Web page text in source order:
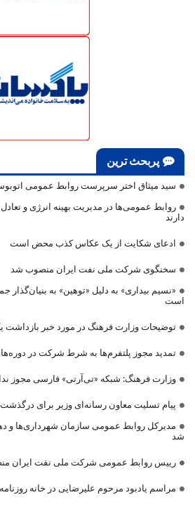
پربحث ترین
سید میثاق اختر سرپرست روابط عمومی
روابط عمومی‌ها در مدیریت بهینه انرژی و
دارند
ادعای شکایت از یک عکاس کذب محض است
سخنگوی شرکت ملی نفت ایران منصوب شد
«نسیم بیداری» به دلیل «توهین» به بنیان‌گذار
است
توضیحات وزارت فرهنگ در مورد خبر بازداشت یک
تمدید مجوز پلتفرم‌ها به شرط شرکت در
وزارت فرهنگ: شبکه «تی‌آرتی» فارسی مجوز
پیام تسلیت معاون رسانه‌ای وزیر برای درگذشت
مدیرکل روابط عمومی سازمان شهرداری‌ها و
شد
رییس روابط عمومی شرکت ملی نفت ایران
مراسم یادبود مرحوم علیرضایی در خانه